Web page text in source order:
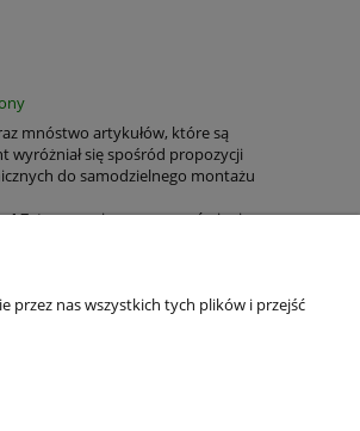
mnóstwo artykułów, które są
się spośród propozycji
do samodzielnego montażu
Zatem prosimy przy zamówieniu
bezpieczniki, obudowy,
zastosowaniu domowym oraz
jeszcze łatwiejsze. W celu
oraz oglądanie historii zakupów.
tak aby każdy z naszych Gości i
przez nas wszystkich tych plików i przejść